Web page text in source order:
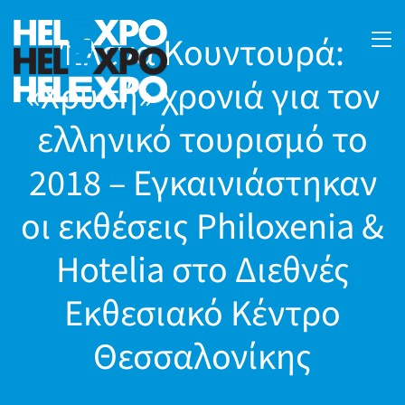
Έλενα Κουντουρά:
«Χρυσή» χρονιά για τον
ελληνικό τουρισμό το
2018 – Εγκαινιάστηκαν
οι εκθέσεις Philoxenia &
Hotelia στο Διεθνές
Εκθεσιακό Κέντρο
Θεσσαλονίκης